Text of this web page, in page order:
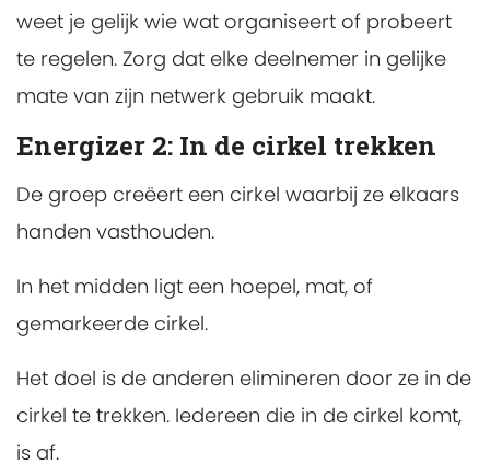
weet je gelijk wie wat organiseert of probeert
te regelen. Zorg dat elke deelnemer in gelijke
mate van zijn netwerk gebruik maakt.
Energizer 2: In de cirkel trekken
De groep creëert een cirkel waarbij ze elkaars
handen vasthouden.
In het midden ligt een hoepel, mat, of
gemarkeerde cirkel.
Het doel is de anderen elimineren door ze in de
cirkel te trekken. Iedereen die in de cirkel komt,
is af.